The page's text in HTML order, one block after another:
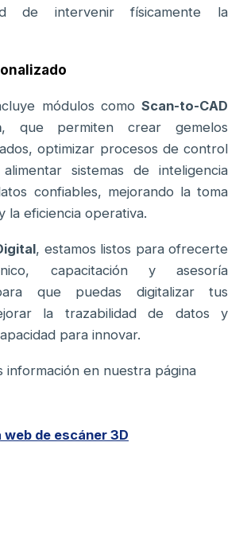
de intervenir físicamente la
módulos como Scan-to-CAD
, que permiten crear gemelos
optimizar procesos de control
sistemas de inteligencia
confiables, mejorando la toma
la eficiencia operativa.
, estamos listos para ofrecerte
capacitación y asesoría
que puedas digitalizar tus
la trazabilidad de datos y
para innovar.
información en nuestra página
de escáner 3D